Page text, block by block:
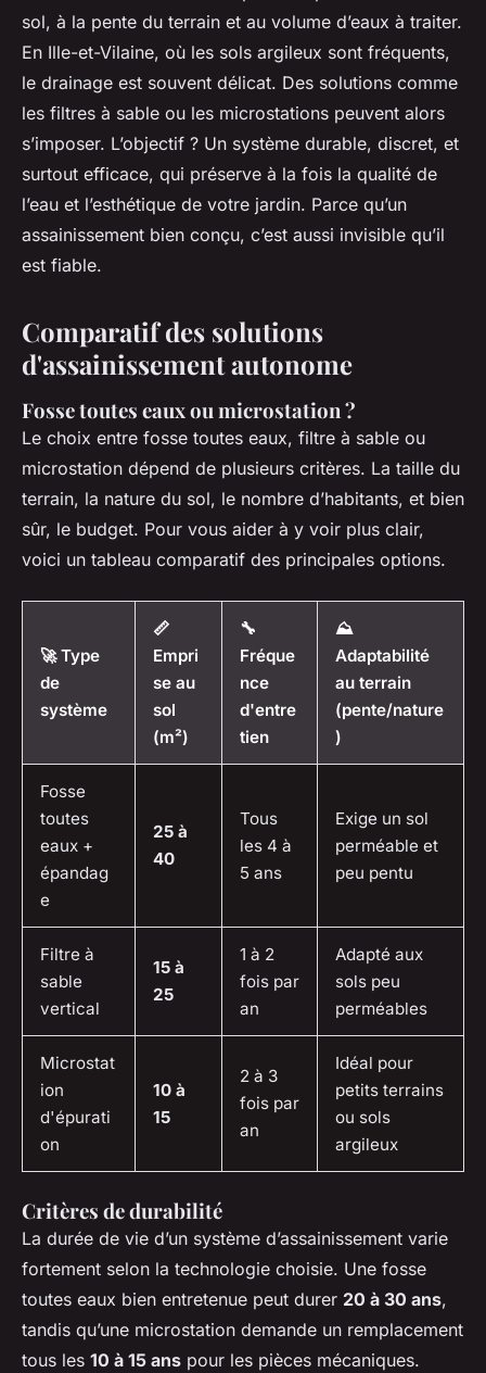
sol, à la pente du terrain et au volume d’eaux à traiter.
En Ille-et-Vilaine, où les sols argileux sont fréquents,
le drainage est souvent délicat. Des solutions comme
les filtres à sable ou les microstations peuvent alors
s’imposer. L’objectif ? Un système durable, discret, et
surtout efficace, qui préserve à la fois la qualité de
l’eau et l’esthétique de votre jardin. Parce qu’un
assainissement bien conçu, c’est aussi invisible qu’il
est fiable.
Comparatif des solutions
d'assainissement autonome
Fosse toutes eaux ou microstation ?
Le choix entre fosse toutes eaux, filtre à sable ou
microstation dépend de plusieurs critères. La taille du
terrain, la nature du sol, le nombre d’habitants, et bien
sûr, le budget. Pour vous aider à y voir plus clair,
voici un tableau comparatif des principales options.
🚀 Type
de
système
📏
Empri
se au
sol
(m²)
🔧
Fréque
nce
d'entre
tien
⛰️
Adaptabilité
au terrain
(pente/nature
)
Fosse
toutes
eaux +
épandag
e
25 à
40
Tous
les 4 à
5 ans
Exige un sol
perméable et
peu pentu
Filtre à
sable
vertical
15 à
25
1 à 2
fois par
an
Adapté aux
sols peu
perméables
Microstat
ion
d'épurati
on
10 à
15
2 à 3
fois par
an
Idéal pour
petits terrains
ou sols
argileux
Critères de durabilité
La durée de vie d’un système d’assainissement varie
fortement selon la technologie choisie. Une fosse
toutes eaux bien entretenue peut durer 20 à 30 ans,
tandis qu’une microstation demande un remplacement
tous les 10 à 15 ans pour les pièces mécaniques.